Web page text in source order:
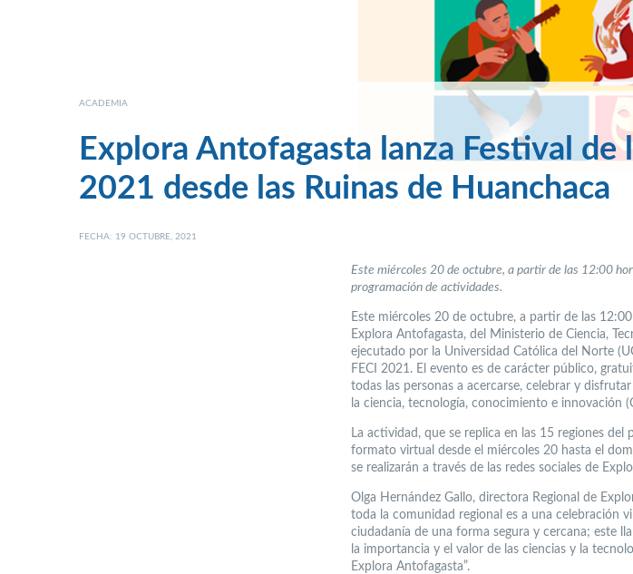
ACADEMIA
Explora Antofagasta lanza Festival de
2021 desde las Ruinas de Huanchaca
FECHA: 19 OCTUBRE, 2021
Este miércoles 20 de octubre, a partir de las 12:00
programación de actividades.
Este miércoles 20 de octubre, a partir de las
Explora Antofagasta, del Ministerio de Ciencia,
ejecutado por la Universidad Católica del Norte
FECI 2021. El evento es de carácter público,
todas las personas a acercarse, celebrar y
la ciencia, tecnología, conocimiento e innovación
La actividad, que se replica en las 15 regiones del
formato virtual desde el miércoles 20 hasta el
se realizarán a través de las redes sociales de
Olga Hernández Gallo, directora Regional de
toda la comunidad regional es a una celebración
ciudadanía de una forma segura y cercana; este
la importancia y el valor de las ciencias y la
Explora Antofagasta”.